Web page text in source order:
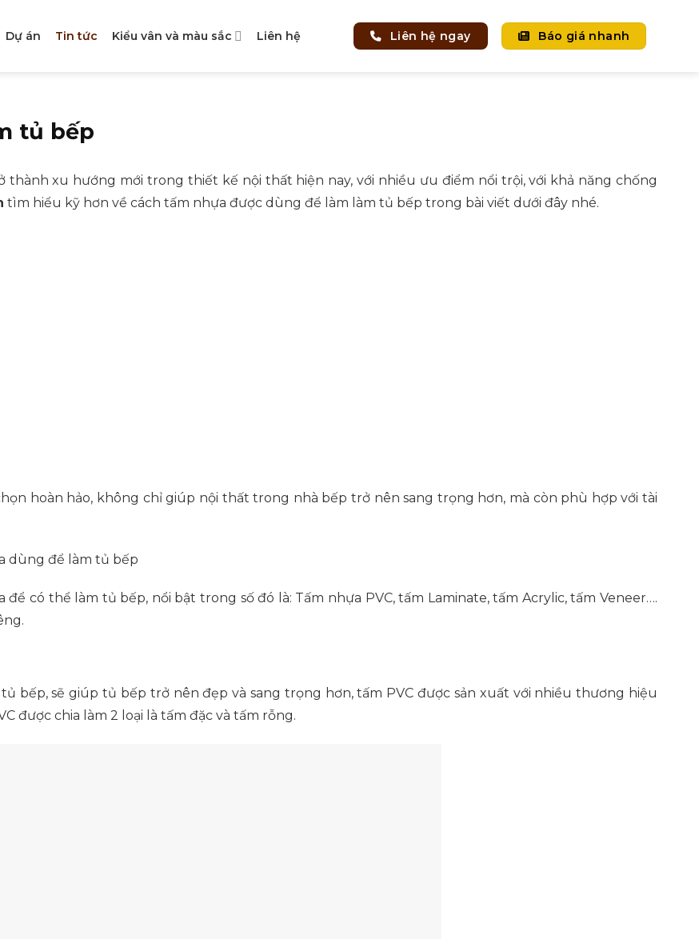
Dự án Tin tức Kiểu vân và màu sắc Liên hệ Liên hệ ngay Báo giá nhanh
tủ bếp
xu hướng mới trong thiết kế nội thất hiện nay, với nhiều ưu điểm nổi trội, với khả năng chống
tìm hiểu kỹ hơn về cách tấm nhựa được dùng để làm làm tủ bếp trong bài viết dưới đây nhé.
hoàn hảo, không chỉ giúp nội thất trong nhà bếp trở nên sang trọng hơn, mà còn phù hợp với tài
có thể làm tủ bếp, nổi bật trong số đó là: Tấm nhựa PVC, tấm Laminate, tấm Acrylic, tấm Veneer….
bếp, sẽ giúp tủ bếp trở nên đẹp và sang trọng hơn, tấm PVC được sản xuất với nhiều thương hiệu
được chia làm 2 loại là tấm đặc và tấm rỗng.